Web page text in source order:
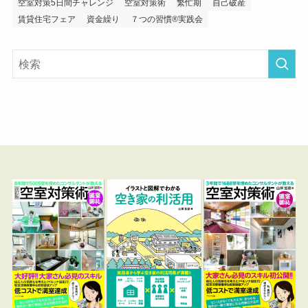
空室対策5日間チャレンジ 空室対策術 繁忙期
自己破産
賃貸住宅フェア
資金繰り ７つの習慣®実践会